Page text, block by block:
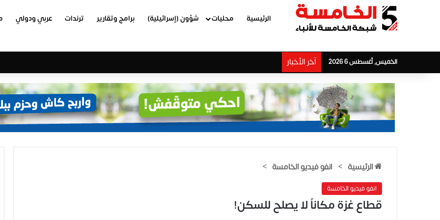
الرئيسية محليات شؤون (إسرائيلية) برامج وتقارير ترندات عربي ودولي
الخميس, أغسطس 6 2026 آخر الأخبار
الرئيسية > انفو فيديو الخامسة >
انفو فيديو الخامسة
قطاع غزة مكاناً لا يصلح للسكن!